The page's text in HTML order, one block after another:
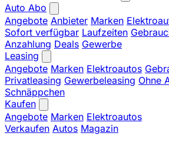
Auto Abo
Angebote Anbieter Marken
Sofort verfügbar Laufzeiten
Anzahlung Deals Gewerbe
Leasing
Angebote Marken Elektroautos
Privatleasing Gewerbeleasing Ohne
Schnäppchen
Kaufen
Angebote Marken Elektroautos
Verkaufen Autos Magazin